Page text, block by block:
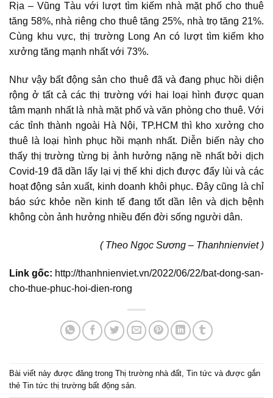
Rịa – Vũng Tàu với lượt tìm kiếm nhà mặt phố cho thuê
tăng 58%, nhà riêng cho thuê tăng 25%, nhà trọ tăng 21%.
Cùng khu vực, thị trường Long An có lượt tìm kiếm kho
xưởng tăng mạnh nhất với 73%.
Như vậy bất động sản cho thuêđã và đang phục hồi diện
rộng ở tất cả các thị trường với hai loại hình được quan
tâm mạnh nhất là nhà mặt phố và văn phòng cho thuê. Với
các tỉnh thành ngoài Hà Nội, TP.HCM thì kho xưởng cho
thuê là loại hình phục hồi mạnh nhất. Diễn biến này cho
thấy thị trường từng bị ảnh hưởng nặng nề nhất bởi dịch
Covid-19 đã dần lấy lại vị thế khi dịch được đẩy lùi và các
hoạt động sản xuất, kinh doanh khôi phục. Đây cũng là chỉ
báo sức khỏe nền kinh tế đang tốt dần lên và dịch bệnh
không còn ảnh hưởng nhiều đến đời sống người dân.
( Theo Ngọc Sương – Thanhnienviet )
Link gốc: http://thanhnienviet.vn/2022/06/22/bat-dong-san-
cho-thue-phuc-hoi-dien-rong
Bài viết này được đăng trong Thị trường nhà đất, Tin tức và được gắn
thẻ Tin tức thị trường bất động sản.